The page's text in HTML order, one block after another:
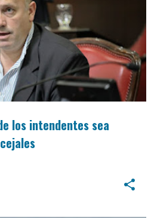
los intendentes sea